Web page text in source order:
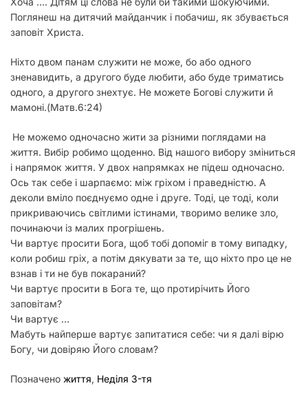
Поглянеш на дитячий майданчик і побачиш, як збувається
заповіт Христа.
Ніхто двом панам служити не може, бо або одного
зненавидить, а другого буде любити, або буде триматись
одного, а другого знехтує. Не можете Богові служити й
мамоні.(Матв.6:24)
Не можемо одночасно жити за різними поглядами на
життя. Вибір робимо щоденно. Від нашого вибору зміниться
і напрямок життя. У двох напрямках не підеш одночасно.
Ось так себе і шарпаємо: між гріхом і праведністю. А
деколи вміло поєднуємо одне і друге. Тоді, це тоді, коли
прикриваючись світлими істинами, творимо велике зло,
починаючи із малих прогрішень.
Чи вартує просити Бога, щоб тобі допоміг в тому випадку,
коли робиш гріх, а потім дякувати за те, що ніхто про це не
взнав і ти не був покараний?
Чи вартує просити в Бога те, що протирічить Його
заповітам?
Чи вартує …
Мабуть найперше вартує запитатися себе: чи я далі вірю
Богу, чи довіряю Його словам?
Позначено життя, Неділя 3-тя